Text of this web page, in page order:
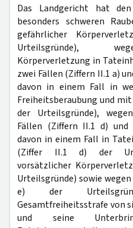
Das Landgericht hat
besonders schweren
gefährlicher
Urteilsgründe),
Körperverletzung in
zwei Fällen (Ziffern II.1 a)
davon in einem Fall in
Freiheitsberaubung und
der Urteilsgründe),
Fällen (Ziffern II.1 d)
davon in einem Fall in
(Ziffer II.1 d) der
vorsätzlicher
Urteilsgründe) sowie
e) der
Gesamtfreiheitsstrafe von
und seine